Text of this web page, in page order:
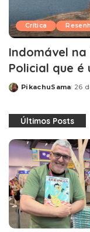
Crítica
Indomável
Policial que é
Posted
PikachuSama 26
Últimos Posts